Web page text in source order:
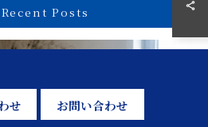
Recent Posts
せ お問い合わせ